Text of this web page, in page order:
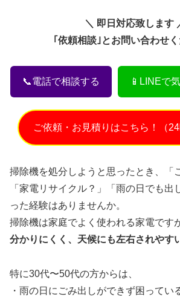
＼ 即日対応致します
｢依頼相談｣とお問い合わせく
📞電話で相談する 📱LINEで
ご依頼・お見積りはこちら！（24
掃除機を処分しようと思ったとき、「
「家電リサイクル？」「雨の日でも出
った経験はありませんか。
掃除機は家庭でよく使われる家電です
分かりにくく、天候にも左右されやす
特に30代〜50代の方からは、
・雨の日にごみ出しができず困ってい